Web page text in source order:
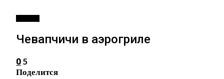
Чевапчичи в аэрогриле
0 5
Поделится